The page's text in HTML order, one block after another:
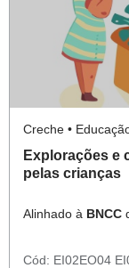
Creche •
Explorações e
pelas crianças
Alinhado à BNCC
Cód: EI02EO04